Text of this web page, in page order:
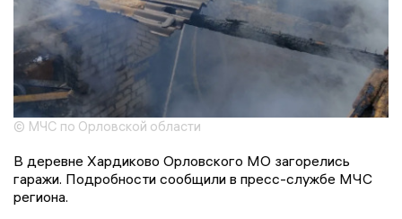
© МЧС по Орловской области
В деревне Хардиково Орловского МО загорелись
гаражи. Подробности сообщили в пресс-службе МЧС
региона.